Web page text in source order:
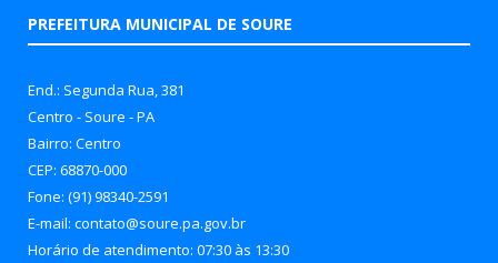
PREFEITURA MUNICIPAL DE SOURE
End.: Segunda Rua, 381
Centro - Soure - PA
Bairro: Centro
CEP: 68870-000
Fone: (91) 98340-2591
E-mail: contato@soure.pa.gov.br
Horário de atendimento: 07:30 às 13:30